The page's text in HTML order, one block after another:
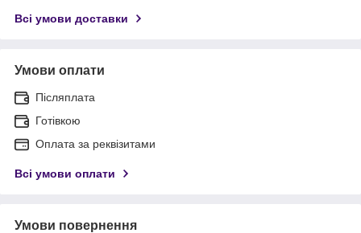
Всі умови доставки
Умови оплати
Післяплата
Готівкою
Оплата за реквізитами
Всі умови оплати
Умови повернення